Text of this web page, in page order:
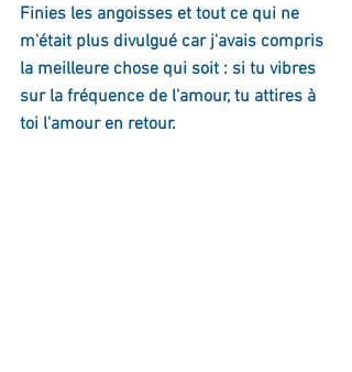
Finies les angoisses et tout ce qui ne
m'était plus divulgué car j'avais compris
la meilleure chose qui soit : si tu vibres
sur la fréquence de l'amour, tu attires à
toi l'amour en retour.